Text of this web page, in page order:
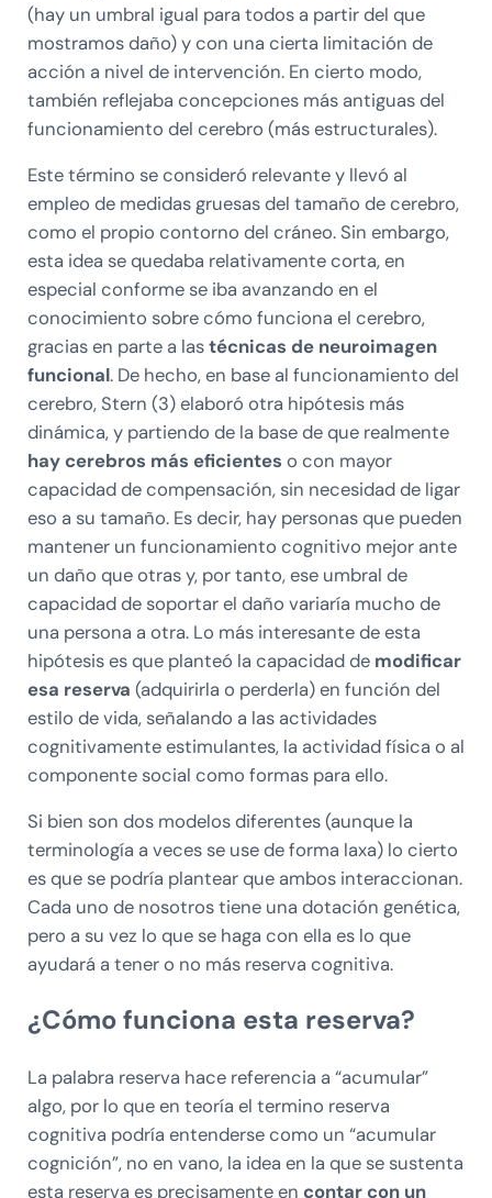
(hay un umbral igual para todos a partir del que
mostramos daño) y con una cierta limitación de
acción a nivel de intervención. En cierto modo,
también reflejaba concepciones más antiguas del
funcionamiento del cerebro (más estructurales).
Este término se consideró relevante y llevó al
empleo de medidas gruesas del tamaño de cerebro,
como el propio contorno del cráneo. Sin embargo,
esta idea se quedaba relativamente corta, en
especial conforme se iba avanzando en el
conocimiento sobre cómo funciona el cerebro,
gracias en parte a lastécnicas de neuroimagen
funcional. De hecho, en base al funcionamiento del
cerebro, Stern (3) elaboró otra hipótesis más
dinámica, y partiendo de la base de que realmente
hay cerebros más eficientes o con mayor
capacidad de compensación, sin necesidad de ligar
eso a su tamaño. Es decir, hay personas que pueden
mantener un funcionamiento cognitivo mejor ante
un daño que otras y, por tanto, ese umbral de
capacidad de soportar el daño variaría mucho de
una persona a otra. Lo más interesante de esta
hipótesis es que planteó la capacidad de modificar
esa reserva (adquirirla o perderla) en función del
estilo de vida, señalando a las actividades
cognitivamente estimulantes, la actividad física o al
componente social como formas para ello.
Si bien son dos modelos diferentes (aunque la
terminología a veces se use de forma laxa) lo cierto
es que se podría plantear que ambos interaccionan.
Cada uno de nosotros tiene una dotación genética,
pero a su vez lo que se haga con ella es lo que
ayudará a tener o no más reserva cognitiva.
¿Cómo funciona esta reserva?
La palabra reserva hace referencia a “acumular”
algo, por lo que en teoría el termino reserva
cognitiva podría entenderse como un “acumular
cognición”, no en vano, la idea en la que se sustenta
esta reserva es precisamente en contar con un